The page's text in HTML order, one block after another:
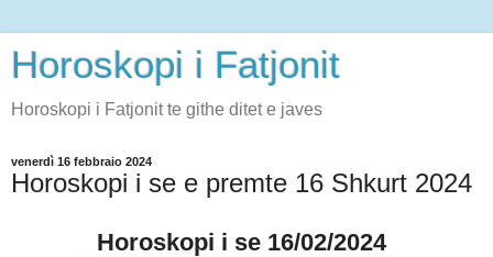
Horoskopi i Fatjonit
Horoskopi i Fatjonit te githe ditet e javes
venerdì 16 febbraio 2024
Horoskopi i se e premte 16 Shkurt 2024
Horoskopi i se 16/02/2024